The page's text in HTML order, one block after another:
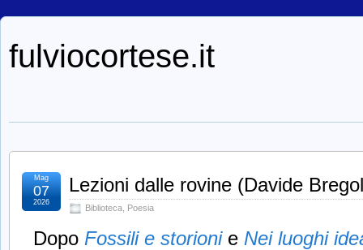
fulviocortese.it
Lezioni dalle rovine (Davide
Biblioteca Poesia
Mag
07
2026
Dopo Fossili e storionie Nei luoghi